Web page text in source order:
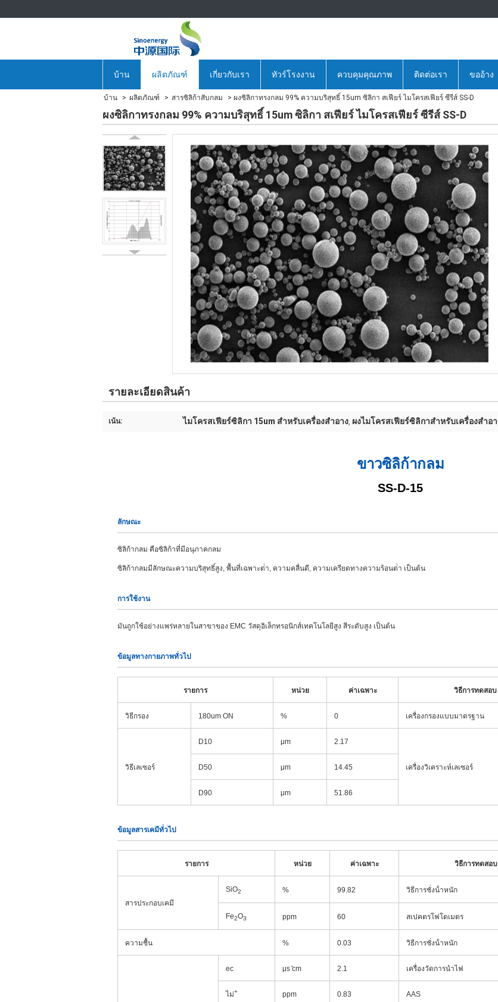
บ้าน ผลิตภัณฑ์ เกี่ยวกับเรา ทัวร์โรงงาน ควบคุมคุณภาพ ติดต่อเรา ขออ้าง
บ้าน ผลิตภัณฑ์ สารซิลิก้าสับกลม ผงซิลิกาทรงกลม 99% ความบริสุทธิ์ 15um ซิลิกา สเฟียร์ ไมโครสเฟียร์ ซีรีส์ SS-D
ผงซิลิกาทรงกลม 99% ความบริสุทธิ์ 15um ซิลิกา สเฟียร์ ไมโครสเฟียร์ ซีรีส์ SS-D
รายละเอียดสินค้า
เน้น: ไมโครสเฟียร์ซิลิกา 15um สำหรับเครื่องสำอาง, ผงไมโครสเฟียร์ซิลิกาสำหรับเครื่องสำอ
ขาวซิลิก้ากลม
SS-D-15
ลักษณะ
ซิลิก้ากลม คือซิลิก้าที่มีอนุภาคกลม
ซิลิก้ากลมมีลักษณะความบริสุทธิ์สูง, พื้นที่เฉพาะต่ํา, ความคลื่นดี, ความเครียดทางความร้อนต่ํา เป็นต้น
การใช้งาน
มันถูกใช้อย่างแพร่หลายในสาขาของ EMC วัสดุอิเล็กทรอนิกส์เทคโนโลยีสูง สีระดับสูง เป็นต้น
ข้อมูลทางกายภาพทั่วไป
รายการ หน่วย ค่าเฉพาะ วิธีการทดสอบ
วิธีกรอง 180um ON % 0 เครื่องกรองแบบมาตรฐาน
วิธีเลเซอร์
D10 μm 2.17
เครื่องวิเคราะห์เลเซอร์
D50 μm 14.45
D90 μm 51.86
ข้อมูลสารเคมีทั่วไป
รายการ หน่วย ค่าเฉพาะ วิธีการทดสอบ
สารประกอบเคมี
SiO2 % 99.82 วิธีการชั่งน้ําหนัก
Fe2O3 ppm 60 สเปคตรโฟโตเมตร
ความชื้น % 0.03 วิธีการชั่งน้ําหนัก
ec μs ̊cm 2.1 เครื่องวัดการนําไฟ
ไม่+ ppm 0.83 AAS